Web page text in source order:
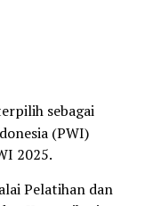
sebagai
(PWI)
2025.
Pelatihan dan